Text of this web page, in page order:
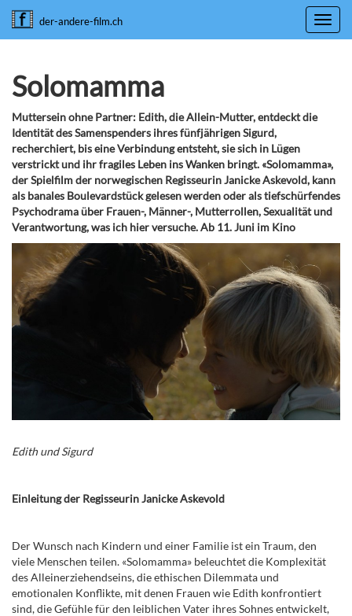
der-andere-film.ch
Solomamma
Muttersein ohne Partner: Edith, die Allein-Mutter, entdeckt die
Identität des Samenspenders ihres fünfjährigen Sigurd,
recherchiert, bis eine Verbindung entsteht, sie sich in Lügen
verstrickt und ihr fragiles Leben ins Wanken bringt. «Solomamma»,
der Spielfilm der norwegischen Regisseurin Janicke Askevold, kann
als banales Boulevardstück gelesen werden oder als tiefschürfendes
Psychodrama über Frauen-, Männer-, Mutterrollen, Sexualität und
Verantwortung, was ich hier versuche. Ab 11. Juni im Kino
Edith und Sigurd
Einleitung der Regisseurin Janicke Askevold
Der Wunsch nach Kindern und einer Familie ist ein Traum, den
viele Menschen teilen. «Solomamma» beleuchtet die Komplexität
des Alleinerziehendseins, die ethischen Dilemmata und
emotionalen Konflikte, mit denen Frauen wie Edith konfrontiert
sind, die Gefühle für den leiblichen Vater ihres Sohnes entwickelt,